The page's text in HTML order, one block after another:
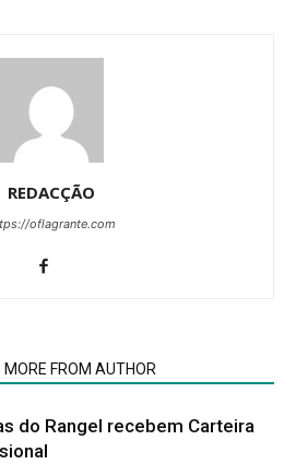
REDACÇÃO
oflagrante.com
MORE FROM AUTHOR
do Rangel recebem Carteira